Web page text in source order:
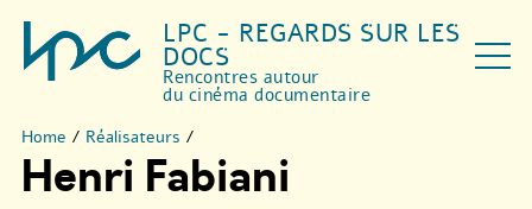
LPC - REGARDS SUR LES
DOCS
Rencontres autour
du cinéma documentaire
Home / Réalisateurs /
Henri Fabiani